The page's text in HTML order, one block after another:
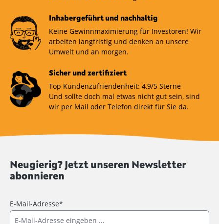
Inhabergeführt und nachhaltig
Keine Gewinnmaximierung für Investoren! Wir
arbeiten langfristig und denken an unsere
Umwelt und an morgen.
Sicher und zertifiziert
Top Kundenzufriendenheit: 4,9/5 Sterne
Und sollte doch mal etwas nicht gut sein, sind
wir per Mail oder Telefon direkt für Sie da.
Neugierig? Jetzt unseren Newsletter
abonnieren
E-Mail-Adresse*